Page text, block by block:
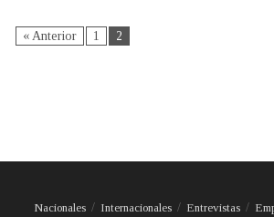
« Anterior 1 2
Nacionales Internacionales Entrevistas